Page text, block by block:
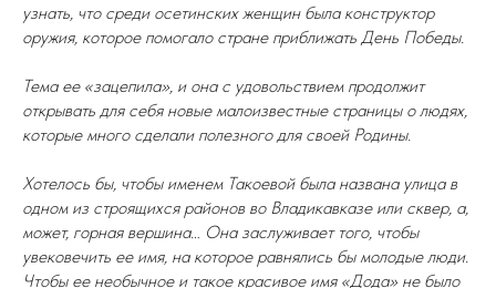
узнать, что среди осетинских женщин была конструктор
оружия, которое помогало стране приближать День Победы.
Тема ее «зацепила», и она с удовольствием продолжит
открывать для себя новые малоизвестные страницы о людях,
которые много сделали полезного для своей Родины.
Хотелось бы, чтобы именем Такоевой была названа улица в
одном из строящихся районов во Владикавказе или сквер, а,
может, горная вершина… Она заслуживает того, чтобы
увековечить ее имя, на которое равнялись бы молодые люди.
Чтобы ее необычное и такое красивое имя «Дода» не было